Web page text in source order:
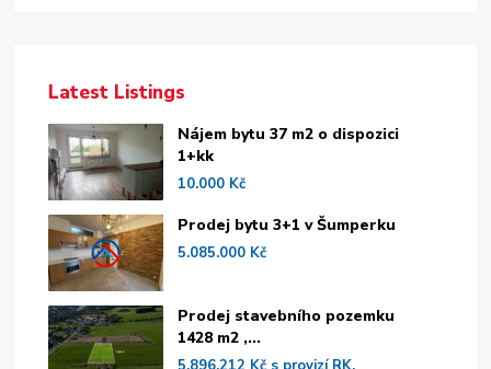
Latest Listings
Nájem bytu 37 m2 o dispozici
1+kk
10.000 Kč
Prodej bytu 3+1 v Šumperku
5.085.000 Kč
Prodej stavebního pozemku
1428 m2 ,...